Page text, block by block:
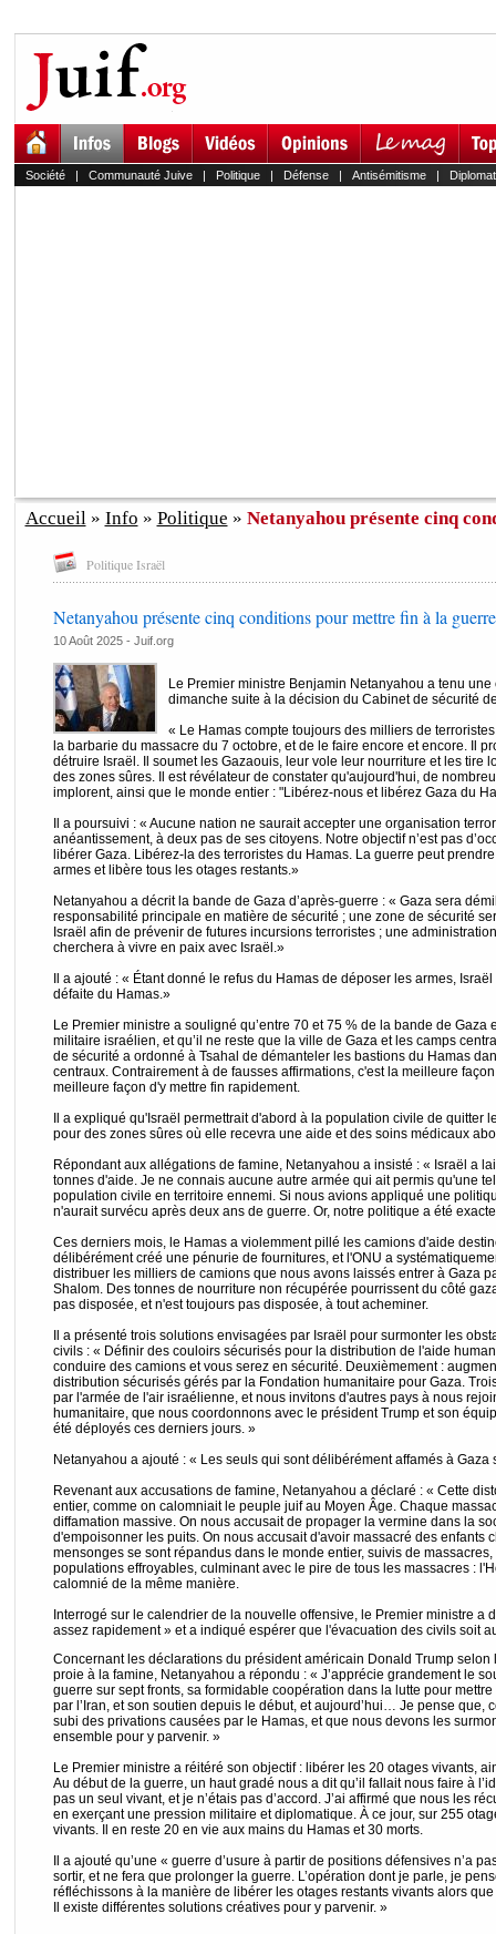
Société| Communauté Juive| Politique| Défense| Antisémitisme|
Accueil» Info » Politique » Netanyahou présente cinq
Politique Israël
Netanyahou présente cinq conditions pour mettre fin à la guerre
10 Août 2025 - Juif.org
Le Premier ministre Benjamin Netanyahou a tenu
dimanche suite à la décision du Cabinet de sécurité
« Le Hamas compte toujours des milliers de
la barbarie du massacre du 7 octobre, et de le faire encore et encore. Il
détruire Israël. Il soumet les Gazaouis, leur vole leur nourriture et les tire
des zones sûres. Il est révélateur de constater qu'aujourd'hui, de
implorent, ainsi que le monde entier : "Libérez-nous et libérez Gaza du
Il a poursuivi : « Aucune nation ne saurait accepter une organisation
anéantissement, à deux pas de ses citoyens. Notre objectif n’est pas
libérer Gaza. Libérez-la des terroristes du Hamas. La guerre peut
armes et libère tous les otages restants.»
Netanyahou a décrit la bande de Gaza d’après-guerre : « Gaza sera
responsabilité principale en matière de sécurité ; une zone de sécurité
Israël afin de prévenir de futures incursions terroristes ; une
cherchera à vivre en paix avec Israël.»
Il a ajouté : « Étant donné le refus du Hamas de déposer les armes,
défaite du Hamas.»
Le Premier ministre a souligné qu’entre 70 et 75 % de la bande de Gaza
militaire israélien, et qu’il ne reste que la ville de Gaza et les camps
de sécurité a ordonné à Tsahal de démanteler les bastions du Hamas
centraux. Contrairement à de fausses affirmations, c'est la meilleure
meilleure façon d'y mettre fin rapidement.
Il a expliqué qu'Israël permettrait d'abord à la population civile de quitter
pour des zones sûres où elle recevra une aide et des soins médicaux
Répondant aux allégations de famine, Netanyahou a insisté : « Israël a
tonnes d'aide. Je ne connais aucune autre armée qui ait permis qu'une
population civile en territoire ennemi. Si nous avions appliqué une
n'aurait survécu après deux ans de guerre. Or, notre politique a été
Ces derniers mois, le Hamas a violemment pillé les camions d'aide
délibérément créé une pénurie de fournitures, et l'ONU a
distribuer les milliers de camions que nous avons laissés entrer à Gaza
Shalom. Des tonnes de nourriture non récupérée pourrissent du côté
pas disposée, et n'est toujours pas disposée, à tout acheminer.
Il a présenté trois solutions envisagées par Israël pour surmonter les
civils : « Définir des couloirs sécurisés pour la distribution de l'aide
conduire des camions et vous serez en sécurité. Deuxièmement :
distribution sécurisés gérés par la Fondation humanitaire pour Gaza.
par l'armée de l'air israélienne, et nous invitons d'autres pays à nous
humanitaire, que nous coordonnons avec le président Trump et son
été déployés ces derniers jours. »
Netanyahou a ajouté : « Les seuls qui sont délibérément affamés à Gaza
Revenant aux accusations de famine, Netanyahou a déclaré : « Cette
entier, comme on calomniait le peuple juif au Moyen Âge. Chaque
diffamation massive. On nous accusait de propager la vermine dans la
d'empoisonner les puits. On nous accusait d'avoir massacré des enfants
mensonges se sont répandus dans le monde entier, suivis de
populations effroyables, culminant avec le pire de tous les massacres :
calomnié de la même manière.
Interrogé sur le calendrier de la nouvelle offensive, le Premier ministre a
assez rapidement » et a indiqué espérer que l'évacuation des civils soit
Concernant les déclarations du président américain Donald Trump
proie à la famine, Netanyahou a répondu : « J’apprécie grandement le
guerre sur sept fronts, sa formidable coopération dans la lutte pour
par l’Iran, et son soutien depuis le début, et aujourd’hui… Je pense que,
subi des privations causées par le Hamas, et que nous devons les
ensemble pour y parvenir. »
Le Premier ministre a réitéré son objectif : libérer les 20 otages vivants,
Au début de la guerre, un haut gradé nous a dit qu’il fallait nous faire à
pas un seul vivant, et je n’étais pas d’accord. J’ai affirmé que nous les
en exerçant une pression militaire et diplomatique. À ce jour, sur 255
vivants. Il en reste 20 en vie aux mains du Hamas et 30 morts.
Il a ajouté qu’une « guerre d’usure à partir de positions défensives n’a
sortir, et ne fera que prolonger la guerre. L’opération dont je parle, je
réfléchissons à la manière de libérer les otages restants vivants alors
Il existe différentes solutions créatives pour y parvenir. »